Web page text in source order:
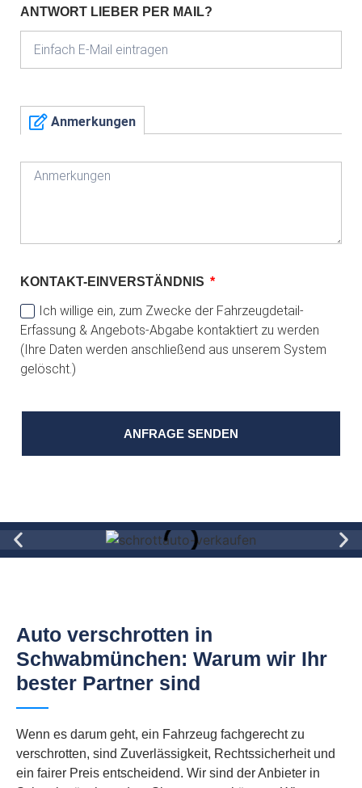
ANTWORT LIEBER PER MAIL?
Anmerkungen
KONTAKT-EINVERSTÄNDNIS
Ich willige ein, zum Zwecke der Fahrzeugdetail-
Erfassung & Angebots-Abgabe kontaktiert zu werden
(Ihre Daten werden anschließend aus unserem System
gelöscht.)
ANFRAGE SENDEN
Auto verschrotten in
Schwabmünchen: Warum wir Ihr
bester Partner sind
Wenn es darum geht, ein Fahrzeug fachgerecht zu
verschrotten, sind Zuverlässigkeit, Rechtssicherheit und
ein fairer Preis entscheidend. Wir sind der Anbieter in